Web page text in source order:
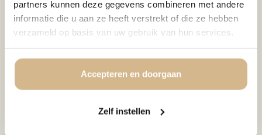
partners kunnen deze gegevens combineren met andere
informatie die u aan ze heeft verstrekt of die ze hebben
verzameld op basis van uw gebruik van hun services.
Accepteren en doorgaan
Zelf instellen
aus, die für ein luxuriöses Aussehen und
Oberfläche verleiht dem Kunstwerk Tiefe
echten Blickfang an der Wand.
DieSamt-Dekopaneelist eine stilvolle Wahl
Hotelinterieurs. Die Farben kommen auf dem